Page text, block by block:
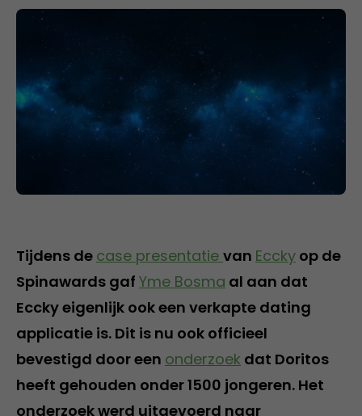
Tijdens de case presentatie van Eccky op de
Spinawards gaf Yme Bosma al aan dat
Eccky eigenlijk ook een verkapte dating
applicatie is. Dit is nu ook officieel
bevestigd door een onderzoek dat Doritos
heeft gehouden onder 1500 jongeren. Het
onderzoek werd uitgevoerd naar